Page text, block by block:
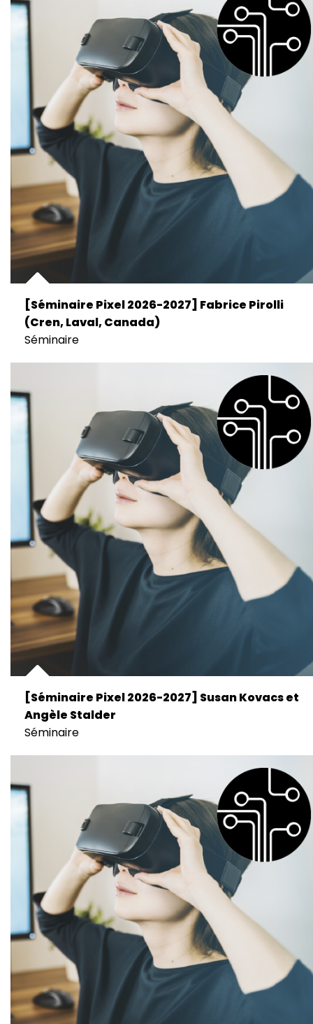
[Séminaire Pixel 2026-2027] Fabrice Pirolli
(Cren, Laval, Canada)
Séminaire
[Séminaire Pixel 2026-2027] Susan Kovacs et
Angèle Stalder
Séminaire